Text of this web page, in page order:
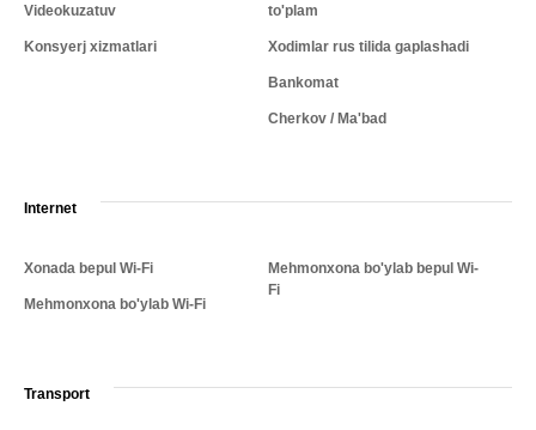
Videokuzatuv
Konsyerj xizmatlari
to'plam
Xodimlar rus tilida gaplashadi
Bankomat
Cherkov / Ma'bad
Internet
Xonada bepul Wi-Fi
Mehmonxona bo'ylab Wi-Fi
Mehmonxona bo'ylab bepul Wi-
Fi
Transport